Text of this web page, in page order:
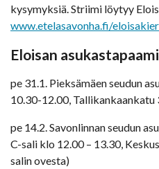
kysymyksiä. Striimi löytyy
www.etelasavonha.fi/
Eloisan
pe 31.1. Pieksämäen seudun
10.30-12.00, Tallikankaankatu
pe 14.2. Savonlinnan seudun
C-sali klo 12.00 – 13.30,
salin ovesta)